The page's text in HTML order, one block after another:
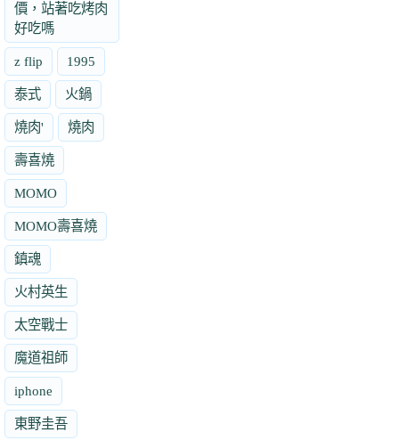
價，站著吃烤肉
好吃嗎
z flip 1995
泰式 火鍋
燒肉' 燒肉
壽喜燒
MOMO
MOMO壽喜燒
鎮魂
火村英生
太空戰士
魔道祖師
iphone
東野圭吾